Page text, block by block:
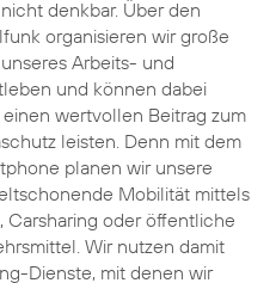
denkbar. Über den
organisieren wir große
Arbeits- und
und können dabei
wertvollen Beitrag zum
leisten. Denn mit dem
planen wir unsere
Mobilität mittels
Carsharing oder öffentliche
Wir nutzen damit
Dienste, mit denen wir